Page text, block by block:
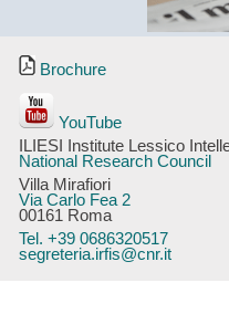
Brochure
YouTube
ILIESI Institute Lessico
National Research Council
Villa Mirafiori
Via Carlo Fea 2
00161 Roma
Tel. +39 0686320517
segreteria.irfis@cnr.it